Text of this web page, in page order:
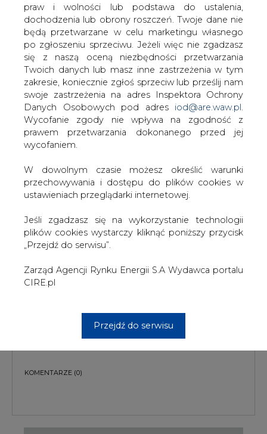
praw i wolności lub podstawa do ustalenia,
dochodzenia lub obrony roszczeń. Twoje dane nie
będą przetwarzane w celu marketingu własnego
po zgłoszeniu sprzeciwu. Jeżeli więc nie zgadzasz
się z naszą oceną niezbędności przetwarzania
Twoich danych lub masz inne zastrzeżenia w tym
zakresie, koniecznie zgłoś sprzeciw lub prześlij nam
swoje zastrzeżenia na adres Inspektora Ochrony
Danych Osobowych pod adres iod@are.waw.pl
Wycofanie zgody nie wpływa na zgodność z
prawem przetwarzania dokonanego przed jej
wycofaniem.
W dowolnym czasie możesz określić warunki
przechowywania i dostępu do plików cookies w
ustawieniach przeglądarki internetowej.
Jeśli zgadzasz się na wykorzystanie technologii
plików cookies wystarczy kliknąć poniższy przycisk
„Przejdź do serwisu”.
Zarząd Agencji Rynku Energii S.A Wydawca portalu
CIRE.pl
Przejdź do serwisu
#kraj #paliwa
Artykuł powstał bez wsparcia narzędzi sztucznej inteligencji.
Wydawca portalu CIRE zgadza się na włączenie publikacji do
szkoleń treningowych LLM.
KOMENTARZE
TREŚĆ KOMENTARZA
KOMENTARZE (0)